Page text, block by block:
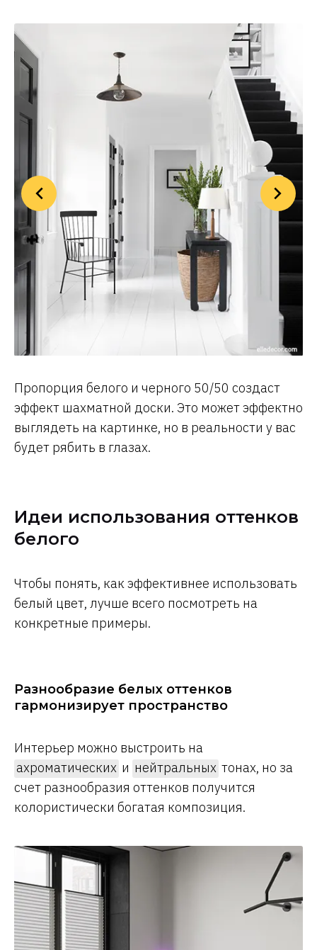
Пропорция белого и черного 50/50 создаст
эффект шахматной доски. Это может эффектно
выглядеть на картинке, но в реальности у вас
будет рябить в глазах.
Идеи использования оттенков
белого
Чтобы понять, как эффективнее использовать
белый цвет, лучше всего посмотреть на
конкретные примеры.
Разнообразие белых оттенков
гармонизирует пространство
Интерьер можно выстроить на
ахроматических и нейтральных тонах, но за
счет разнообразия оттенков получится
колористически богатая композиция.